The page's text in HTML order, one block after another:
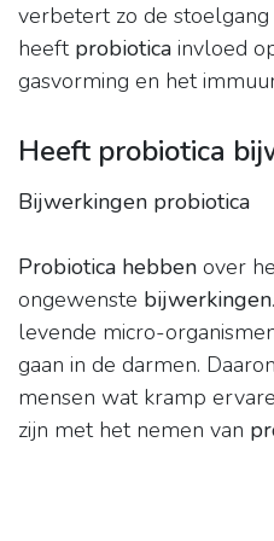
verbetert zo de
heeft probiotica invloed
gasvorming en het
Heeft probiotica
Bijwerkingen probiotica
Probiotica hebben over
ongewenste bijwerkingen
levende micro-
gaan in de darmen.
mensen wat kramp
zijn met het nemen van